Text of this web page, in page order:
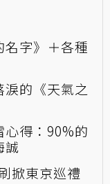
名字》＋各種
的《天氣之
得：90%的
誠
掀東京巡禮